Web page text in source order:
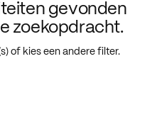
gevonden
zoekopdracht.
of kies een andere filter.